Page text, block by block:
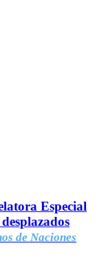
Especial
de Naciones